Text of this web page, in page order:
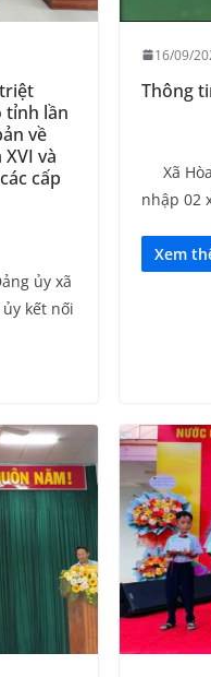
tỉnh lần
về
và
cấp
ủy xã
kết nối
16/09/
Thông
Xã
nhập 02
Xem